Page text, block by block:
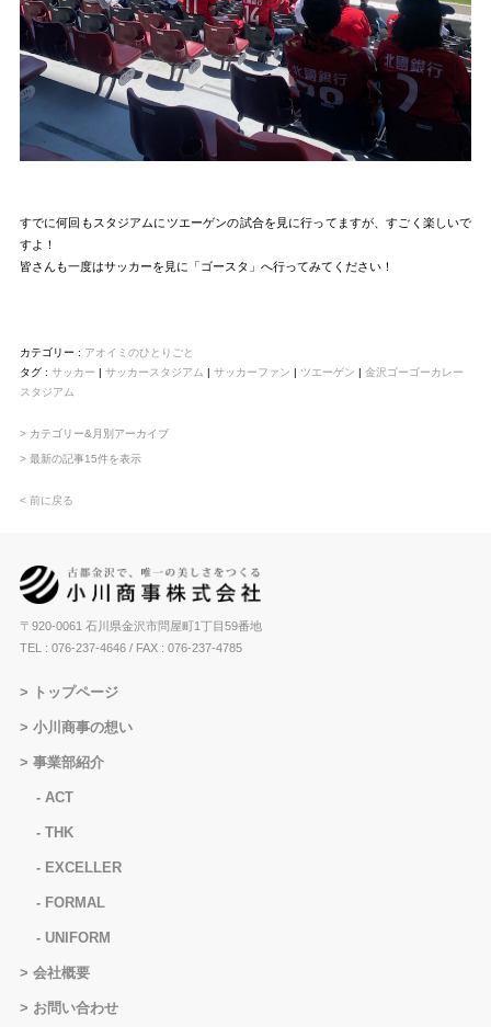
すでに何回もスタジアムにツエーゲンの試合を見に行ってますが、すごく楽しいで
すよ！
皆さんも一度はサッカーを見に「ゴースタ」へ行ってみてください！
カテゴリー : アオイミのひとりごと
タグ : サッカー | サッカースタジアム | サッカーファン | ツエーゲン | 金沢ゴーゴーカレー
スタジアム
> カテゴリー&月別アーカイブ
> 最新の記事15件を表示
< 前に戻る
〒920-0061 石川県金沢市問屋町1丁目59番地
TEL : 076-237-4646/ FAX : 076-237-4785
トップページ
小川商事の想い
事業部紹介
ACT
THK
EXCELLER
FORMAL
UNIFORM
会社概要
お問い合わせ